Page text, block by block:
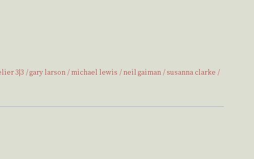
3|3 gary larson michael lewis neil gaiman
susanna clarke